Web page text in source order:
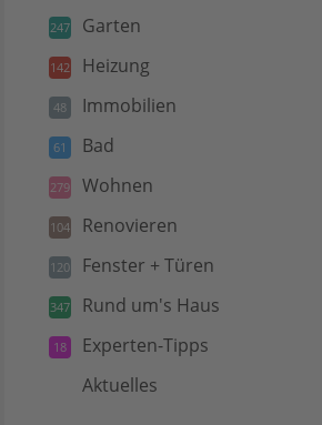
247 Garten
142 Heizung
48 Immobilien
61 Bad
279 Wohnen
104 Renovieren
120 Fenster + Türen
347 Rund um's Haus
18 Experten-Tipps
Aktuelles